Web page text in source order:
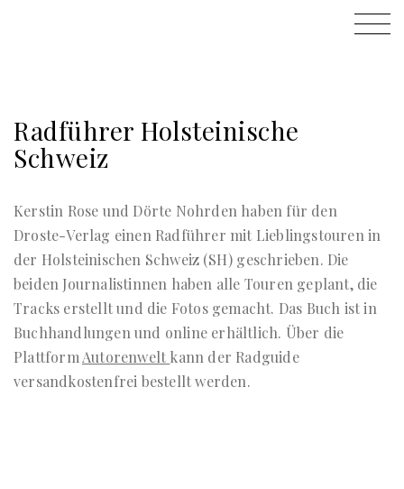
Radführer Holsteinische
Schweiz
Kerstin Rose und Dörte Nohrden haben für den
Droste-Verlag einen Radführer mit Lieblingstouren in
der Holsteinischen Schweiz (SH) geschrieben. Die
beiden Journalistinnen haben alle Touren geplant, die
Tracks erstellt und die Fotos gemacht. Das Buch ist in
Buchhandlungen und online erhältlich. Über die
Plattform Autorenwelt kann der Radguide
versandkostenfrei bestellt werden.